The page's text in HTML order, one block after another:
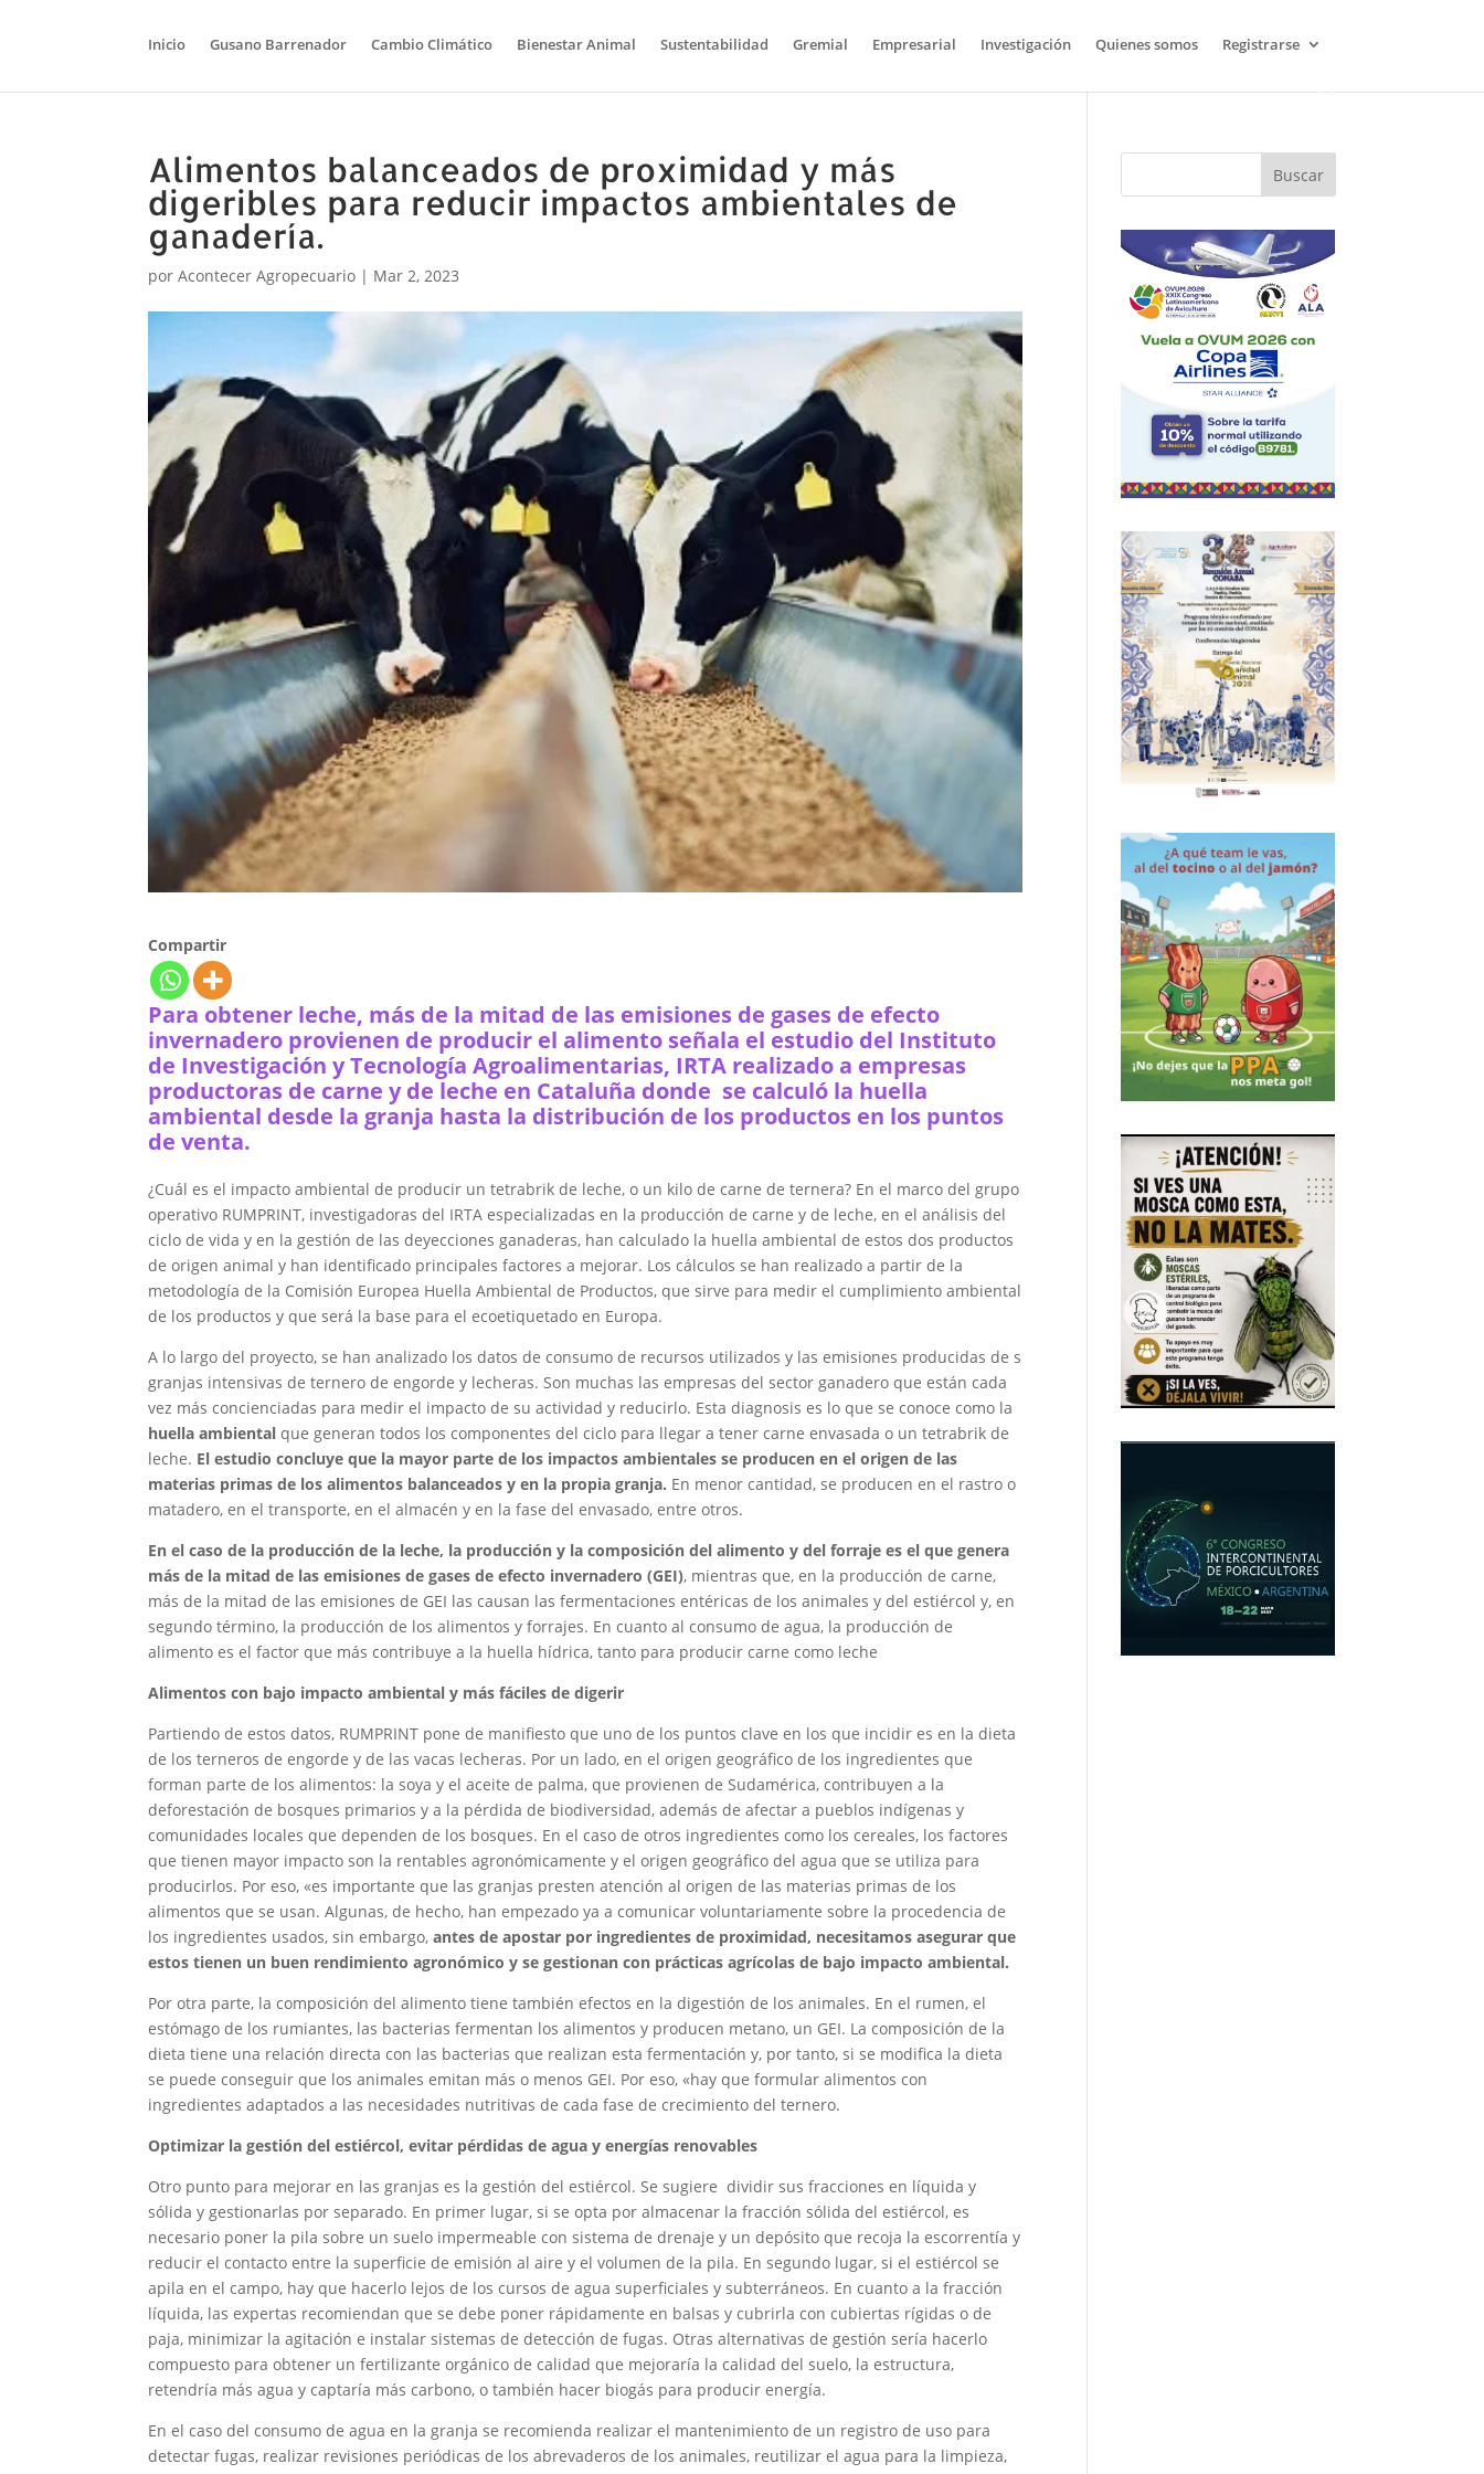
Inicio Gusano Barrenador Cambio Climático Bienestar Animal Sustentabilidad Gremial Empresarial Investigación Quienes somos Registrarse
Alimentos balanceados de proximidad y más
digeribles para reducir impactos ambientales de
ganadería.
porAcontecer Agropecuario | Mar 2, 2023
Compartir
Para obtener leche, más de la mitad de las emisiones de gases de efecto
invernadero provienen de producir el alimento señala el estudio del Instituto
de Investigación y Tecnología Agroalimentarias, IRTA realizado a empresas
productoras de carne y de leche en Cataluña donde se calculó la huella
ambiental desde la granja hasta la distribución de los productos en los puntos
de venta.
¿Cuál es el impacto ambiental de producir un tetrabrik de leche, o un kilo de carne de ternera? En el marco del grupo
operativo RUMPRINT, investigadoras del IRTA especializadas en la producción de carne y de leche, en el análisis del
ciclo de vida y en la gestión de las deyecciones ganaderas, han calculado la huella ambiental de estos dos productos
de origen animal y han identificado principales factores a mejorar. Los cálculos se han realizado a partir de la
metodología de la Comisión Europea Huella Ambiental de Productos, que sirve para medir el cumplimiento ambiental
de los productos y que será la base para el ecoetiquetado en Europa.
A lo largo del proyecto, se han analizado los datos de consumo de recursos utilizados y las emisiones producidas de s
granjas intensivas de ternero de engorde y lecheras. Son muchas las empresas del sector ganadero que están cada
vez más concienciadas para medir el impacto de su actividad y reducirlo. Esta diagnosis es lo que se conoce como la
huella ambiental que generan todos los componentes del ciclo para llegar a tener carne envasada o un tetrabrik de
leche. El estudio concluye que la mayor parte de los impactos ambientales se producen en el origen de las
materias primas de los alimentos balanceados y en la propia granja. En menor cantidad, se producen en el rastro o
matadero, en el transporte, en el almacén y en la fase del envasado, entre otros.
En el caso de la producción de la leche, la producción y la composición del alimento y del forraje es el que genera
más de la mitad de las emisiones de gases de efecto invernadero (GEI), mientras que, en la producción de carne,
más de la mitad de las emisiones de GEI las causan las fermentaciones entéricas de los animales y del estiércol y, en
segundo término, la producción de los alimentos y forrajes. En cuanto al consumo de agua, la producción de
alimento es el factor que más contribuye a la huella hídrica, tanto para producir carne como leche
Alimentos con bajo impacto ambiental y más fáciles de digerir
Partiendo de estos datos, RUMPRINT pone de manifiesto que uno de los puntos clave en los que incidir es en la dieta
de los terneros de engorde y de las vacas lecheras. Por un lado, en el origen geográfico de los ingredientes que
forman parte de los alimentos: la soya y el aceite de palma, que provienen de Sudamérica, contribuyen a la
deforestación de bosques primarios y a la pérdida de biodiversidad, además de afectar a pueblos indígenas y
comunidades locales que dependen de los bosques. En el caso de otros ingredientes como los cereales, los factores
que tienen mayor impacto son la rentables agronómicamente y el origen geográfico del agua que se utiliza para
producirlos. Por eso, «es importante que las granjas presten atención al origen de las materias primas de los
alimentos que se usan. Algunas, de hecho, han empezado ya a comunicar voluntariamente sobre la procedencia de
los ingredientes usados, sin embargo,antes de apostar por ingredientes de proximidad, necesitamos asegurar que
estos tienen un buen rendimiento agronómico y se gestionan con prácticas agrícolas de bajo impacto ambiental.
Por otra parte, la composición del alimento tiene también efectos en la digestión de los animales. En el rumen, el
estómago de los rumiantes, las bacterias fermentan los alimentos y producen metano, un GEI. La composición de la
dieta tiene una relación directa con las bacterias que realizan esta fermentación y, por tanto, si se modifica la dieta
se puede conseguir que los animales emitan más o menos GEI. Por eso, «hay que formular alimentos con
ingredientes adaptados a las necesidades nutritivas de cada fase de crecimiento del ternero.
Optimizar la gestión del estiércol, evitar pérdidas de agua y energías renovables
Otro punto para mejorar en las granjas es la gestión del estiércol. Se sugiere dividir sus fracciones en líquida y
sólida y gestionarlas por separado. En primer lugar, si se opta por almacenar la fracción sólida del estiércol, es
necesario poner la pila sobre un suelo impermeable con sistema de drenaje y un depósito que recoja la escorrentía y
reducir el contacto entre la superficie de emisión al aire y el volumen de la pila. En segundo lugar, si el estiércol se
apila en el campo, hay que hacerlo lejos de los cursos de agua superficiales y subterráneos. En cuanto a la fracción
líquida, las expertas recomiendan que se debe poner rápidamente en balsas y cubrirla con cubiertas rígidas o de
paja, minimizar la agitación e instalar sistemas de detección de fugas. Otras alternativas de gestión sería hacerlo
compuesto para obtener un fertilizante orgánico de calidad que mejoraría la calidad del suelo, la estructura,
retendría más agua y captaría más carbono, o también hacer biogás para producir energía.
En el caso del consumo de agua en la granja se recomienda realizar el mantenimiento de un registro de uso para
detectar fugas, realizar revisiones periódicas de los abrevaderos de los animales, reutilizar el agua para la limpieza,
Buscar